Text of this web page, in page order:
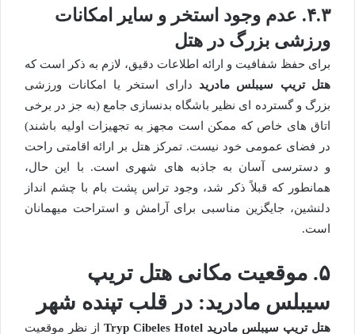
۴.۳. عدم وجود استخر و سایر امکانات
ورزشی بزرگ در هتل
برای حفظ شفافیت و ارائه اطلاعات دقیق، لازم به ذکر است که
هتل تریپ سیبلس مادرید دارای استخر یا امکانات ورزشی
بزرگ و گسترده ای نظیر باشگاه بدنسازی جامع (به جز در برخی
اتاق های خاص که ممکن است مجهز به تجهیزات اولیه باشند)
در فضای عمومی خود نیست. تمرکز هتل بر ارائه اقامتی راحت
و دسترسی آسان به جاذبه های شهری است. با این حال،
همانطور که قبلاً ذکر شد، وجود تراس پشت بام با چشم انداز
دلنشین، جایگزین مناسبی برای آرامش و استراحت میهمانان
است.
۵. موقعیت مکانی هتل تریپ
سیبلس مادرید: در قلب تپنده شهر
هتل تریپ سیبلس مادرید Tryp Cibeles Hotel
از نظر موقعیت